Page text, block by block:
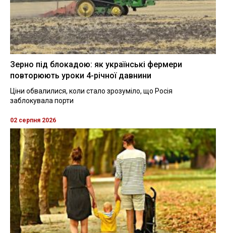
Зерно під блокадою: як українські фермери
повторюють уроки 4-річної давнини
Ціни обвалилися, коли стало зрозуміло, що Росія
заблокувала порти
02 серпня 2026